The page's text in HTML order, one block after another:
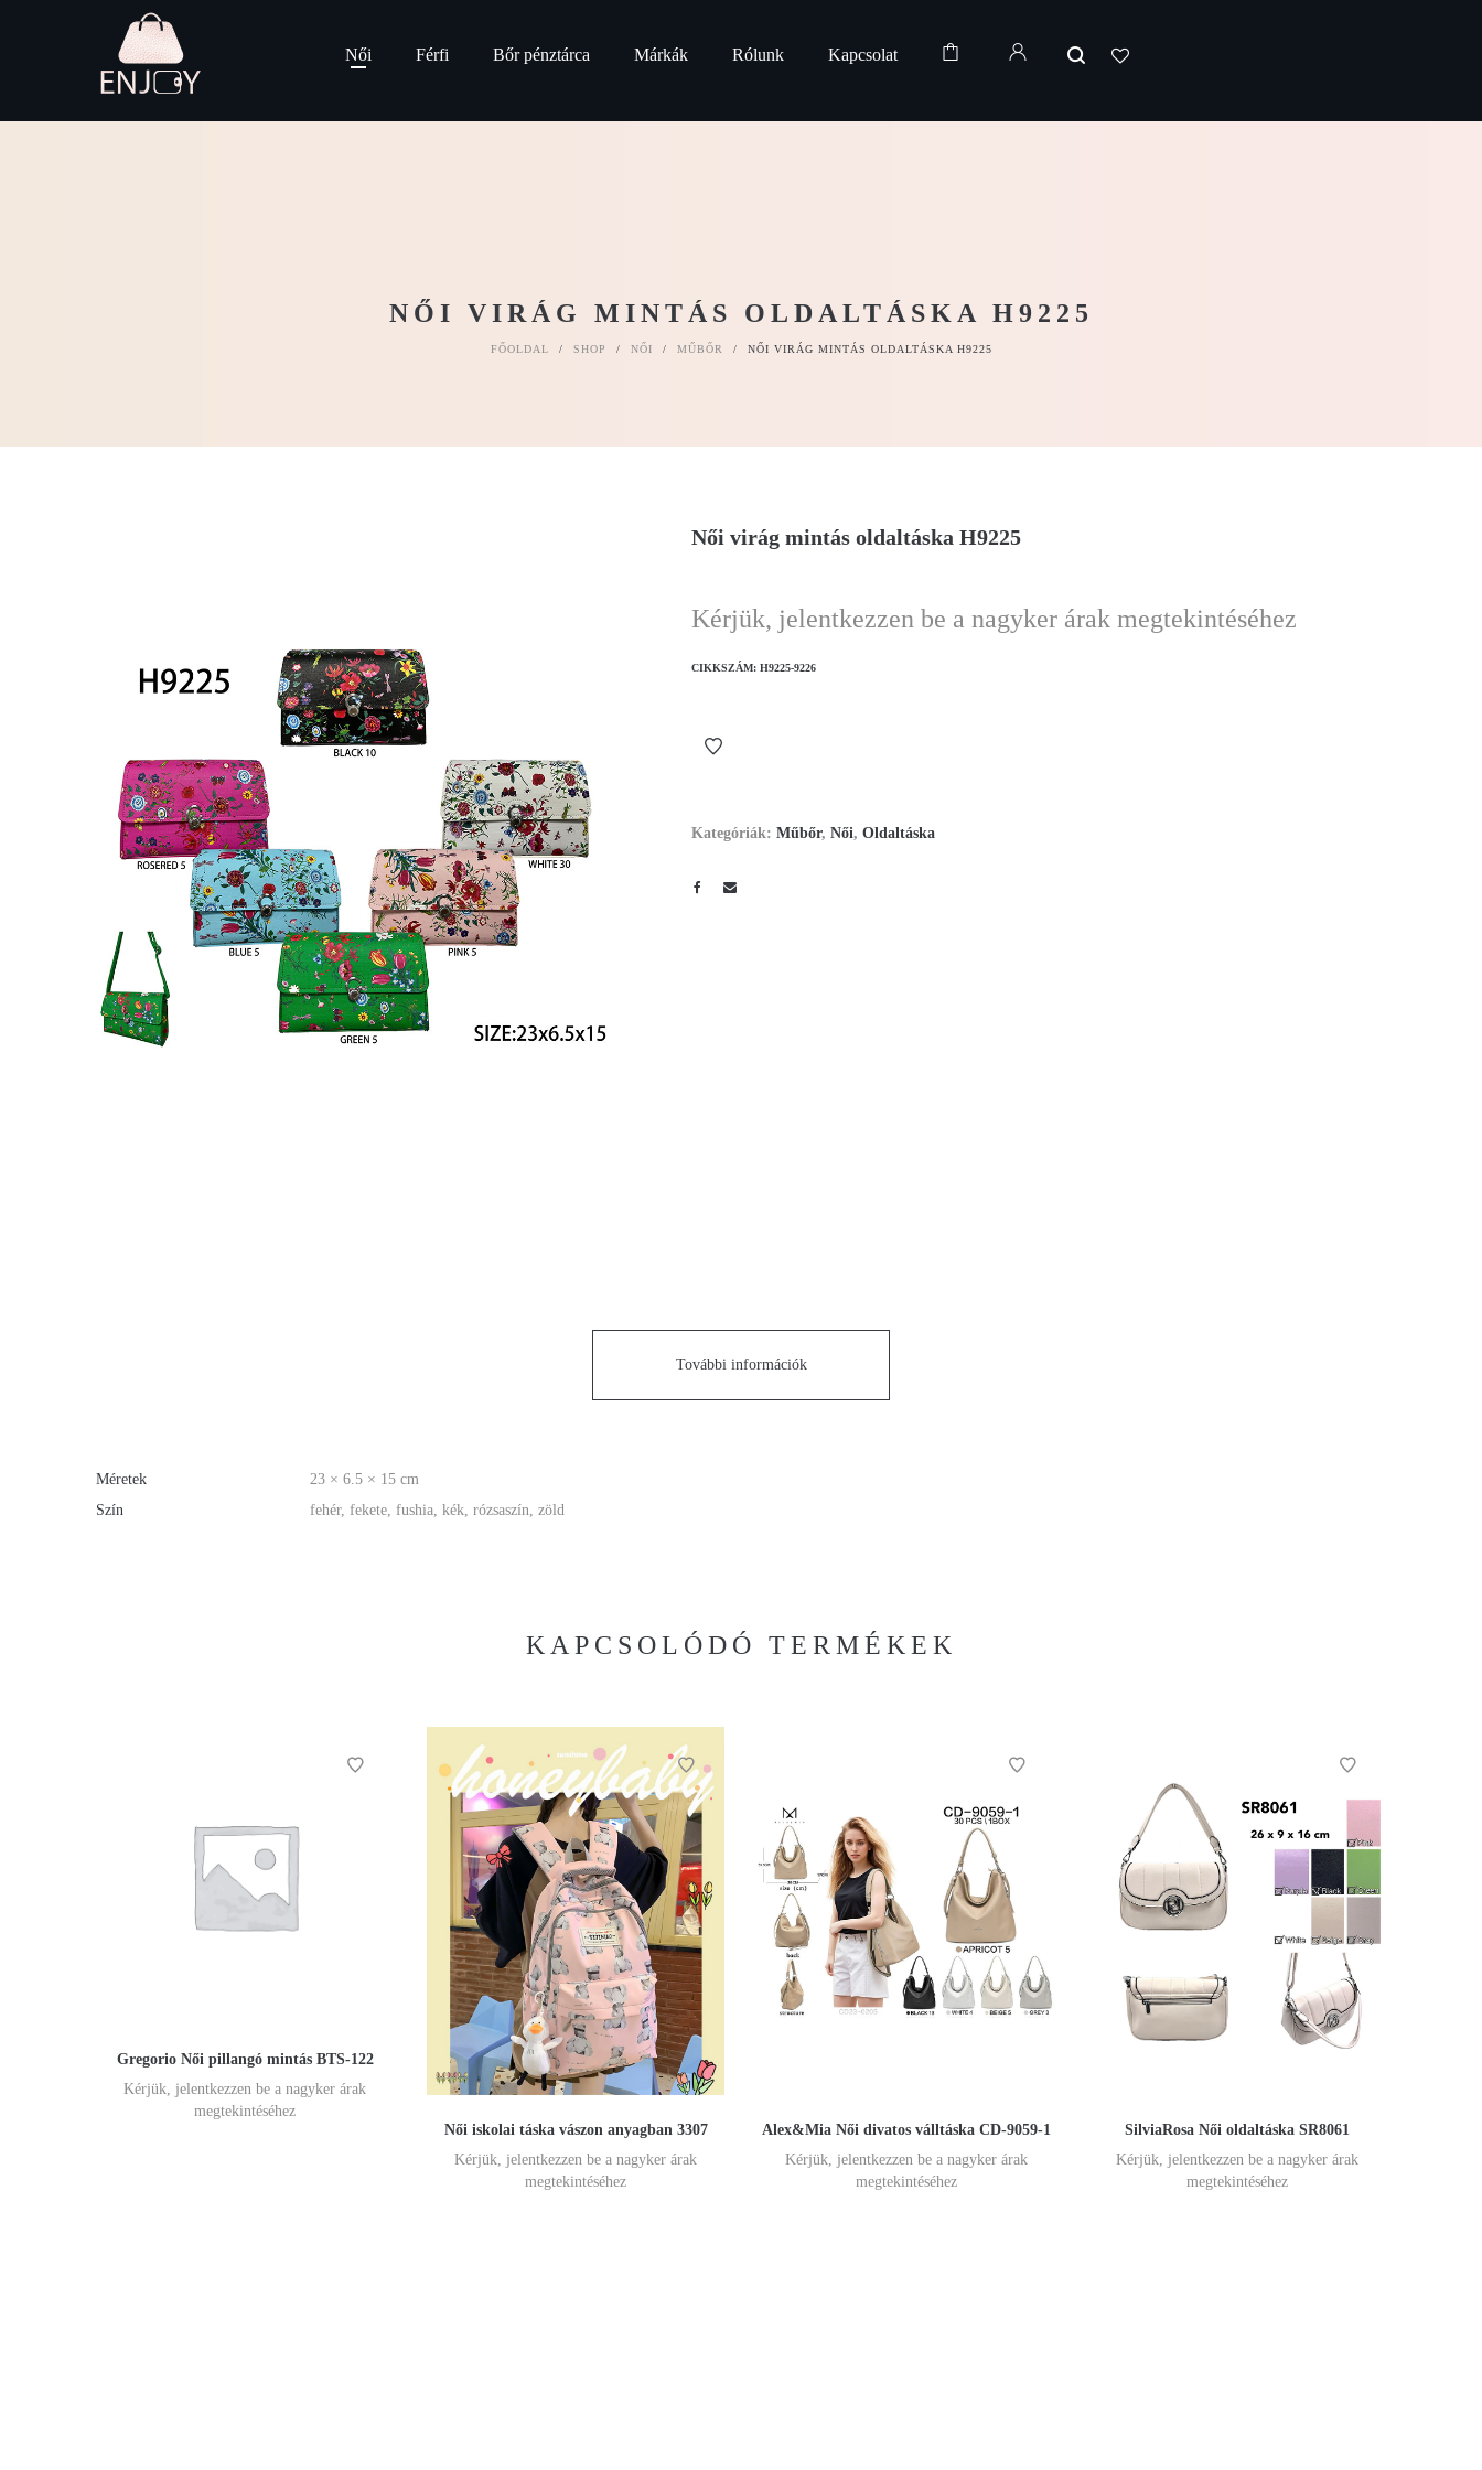
Női Férfi Bőr pénztárca Márkák Rólunk Kapcsolat
NŐI VIRÁG MINTÁS OLDALTÁSKA H9225
FŐOLDAL / SHOP / NŐI / MŰBŐR / NŐI VIRÁG MINTÁS OLDALTÁSKA H9225
Női virág mintás oldaltáska H9225
Kérjük, jelentkezzen be a nagyker árak megtekintéséhez
CIKKSZÁM: H9225-9226
Kategóriák: Műbőr, Női, Oldaltáska
További információk
Méretek
23 × 6.5 × 15 cm
Szín
fehér, fekete, fushia, kék, rózsaszín, zöld
KAPCSOLÓDÓ TERMÉKEK
Gregorio Női pillangó mintás BTS-122
Kérjük, jelentkezzen be a nagyker árak
megtekintéséhez
Női iskolai táska vászon anyagban 3307
Kérjük, jelentkezzen be a nagyker árak
megtekintéséhez
Alex&Mia Női divatos válltáska CD-9059-1
Kérjük, jelentkezzen be a nagyker árak
megtekintéséhez
SilviaRosa Női oldaltáska SR8061
Kérjük, jelentkezzen be a nagyker árak
megtekintéséhez